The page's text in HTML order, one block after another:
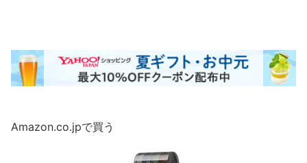
Amazon.co.jpで買う